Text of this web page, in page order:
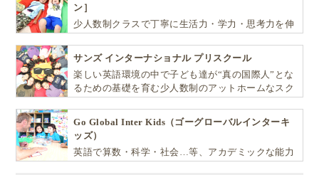
ン］
少人数制クラスで丁寧に生活力・学力・思考力を伸
サンズ インターナショナル プリスクール
楽しい英語環境の中で子ども達が“真の国際人”とな
るための基礎を育む少人数制のアットホームなスク
Go Global Inter Kids（ゴーグローバルインターキ
ッズ）
英語で算数・科学・社会…等、アカデミックな能力